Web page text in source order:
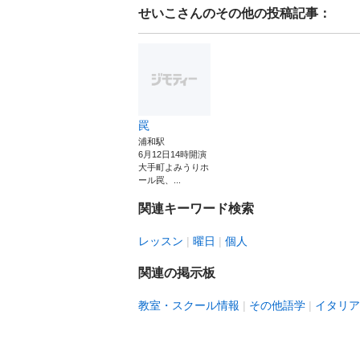
せいこ さんのその他の投稿記事：
罠
浦和駅
6月12日14時開演
大手町よみうりホ
ール罠、...
関連キーワード検索
レッスン 曜日 個人
関連の掲示板
教室・スクール情報 その他語学 イタリ